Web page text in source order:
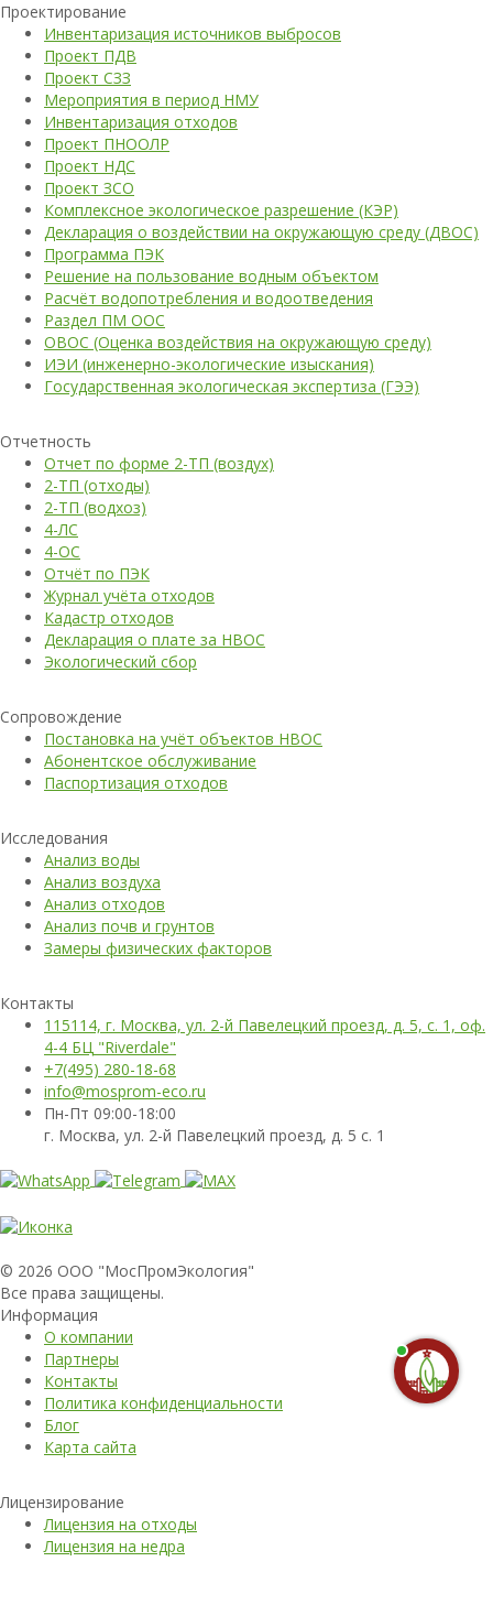
Проектирование
Инвентаризация источников выбросов
Проект ПДВ
Проект СЗЗ
Мероприятия в период НМУ
Инвентаризация отходов
Проект ПНООЛР
Проект НДС
Проект ЗСО
Комплексное экологическое разрешение (КЭР)
Декларация о воздействии на окружающую среду (ДВОС)
Программа ПЭК
Решение на пользование водным объектом
Расчёт водопотребления и водоотведения
Раздел ПМ ООС
ОВОС (Оценка воздействия на окружающую среду)
ИЭИ (инженерно-экологические изыскания)
Государственная экологическая экспертиза (ГЭЭ)
Отчетность
Отчет по форме 2-ТП (воздух)
2-ТП (отходы)
2-ТП (водхоз)
4-ЛС
4-ОС
Отчёт по ПЭК
Журнал учёта отходов
Кадастр отходов
Декларация о плате за НВОС
Экологический сбор
Сопровождение
Постановка на учёт объектов НВОС
Абонентское обслуживание
Паспортизация отходов
Исследования
Анализ воды
Анализ воздуха
Анализ отходов
Анализ почв и грунтов
Замеры физических факторов
Контакты
115114, г. Москва, ул. 2-й Павелецкий проезд, д. 5, с. 1, оф.
4-4 БЦ "Riverdale"
+7(495) 280-18-68
info@mosprom-eco.ru
Пн-Пт 09:00-18:00
г. Москва, ул. 2-й Павелецкий проезд, д. 5 с. 1
© 2026 ООО "МосПромЭкология"
Все права защищены.
Информация
О компании
Партнеры
Контакты
Политика конфиденциальности
Блог
Карта сайта
Лицензирование
Лицензия на отходы
Лицензия на недра